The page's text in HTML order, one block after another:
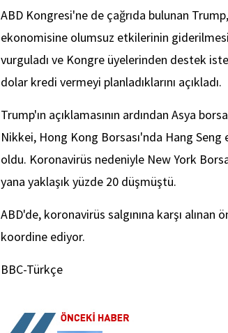
ABD Kongresi'ne de çağrıda bulunan
ekonomisine olumsuz etkilerinin
vurguladı ve Kongre üyelerinden destek
dolar kredi vermeyi planladıklarını açıkladı.
Trump'ın açıklamasının ardından Asya
Nikkei, Hong Kong Borsası'nda Hang Seng
oldu. Koronavirüs nedeniyle New York
yana yaklaşık yüzde 20 düşmüştü.
ABD'de, koronavirüs salgınına karşı alınan
koordine ediyor.
BBC-Türkçe